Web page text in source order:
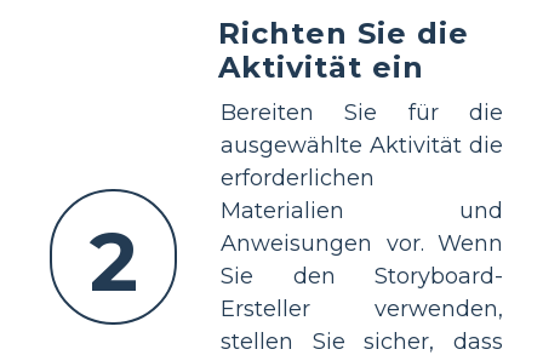
2
Richten Sie die
Aktivität ein
Bereiten Sie für die
ausgewählte Aktivität die
erforderlichen
Materialien und
Anweisungen vor. Wenn
Sie den Storyboard-
Ersteller verwenden,
stellen Sie sicher, dass